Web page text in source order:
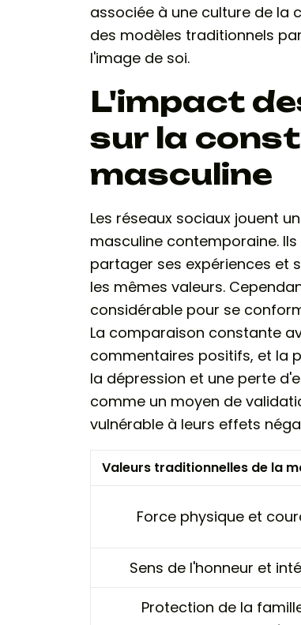
associée à une culture de la
des modèles traditionnels
l'image de soi.
L'impact
sur la
masculine
Les réseaux sociaux jouent
masculine contemporaine.
partager ses expériences et
les mêmes valeurs.
considérable pour se
La comparaison constante
commentaires positifs, et la
la dépression et une perte
comme un moyen de
vulnérable à leurs effets
Valeurs traditionnelles de la
Force physique et
Sens de l'honneur et
Protection de la